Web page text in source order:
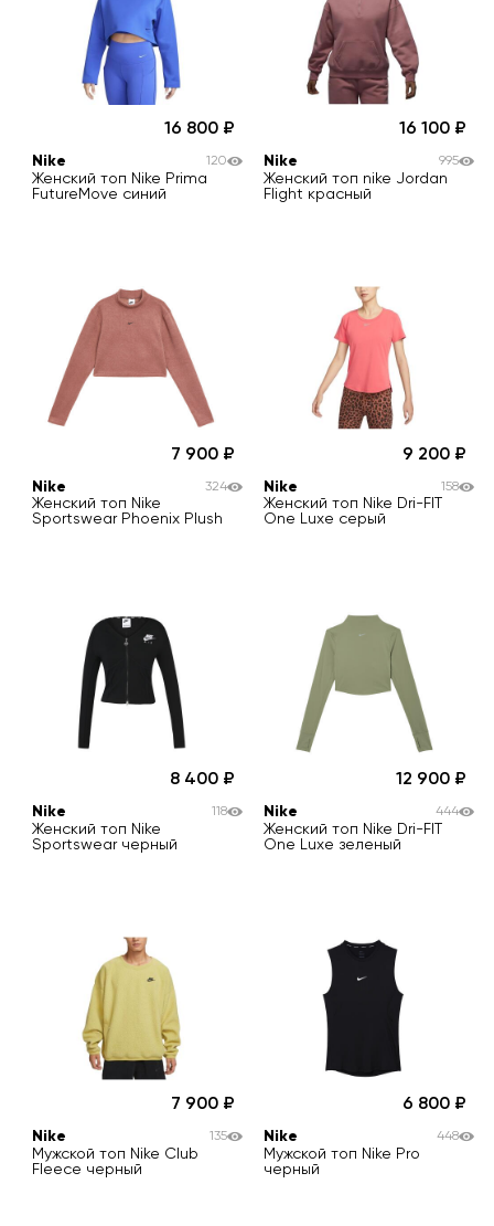
16 800
Nike
Женский топ Nike Prima
FutureMove синий
120
16 100
Nike
Женский топ nike Jordan
Flight красный
995
7 900
Nike
Женский топ Nike
Sportswear Phoenix Plush
324
9 200
Nike
Женский топ Nike Dri-FIT
One Luxe серый
158
8 400
Nike
Женский топ Nike
Sportswear черный
118
12 900
Nike
Женский топ Nike Dri-FIT
One Luxe зеленый
444
7 900
Nike
Мужской топ Nike Club
Fleece черный
135
6 800
Nike
Мужской топ Nike Pro
черный
448